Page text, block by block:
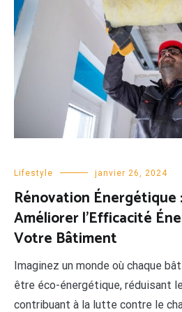
Lifestyle janvier 26, 2024
Rénovation Énergétique
Améliorer l’Efficacité
Votre Bâtiment
Imaginez un monde où chaque
être éco-énergétique, réduisant
contribuant à la lutte contre le